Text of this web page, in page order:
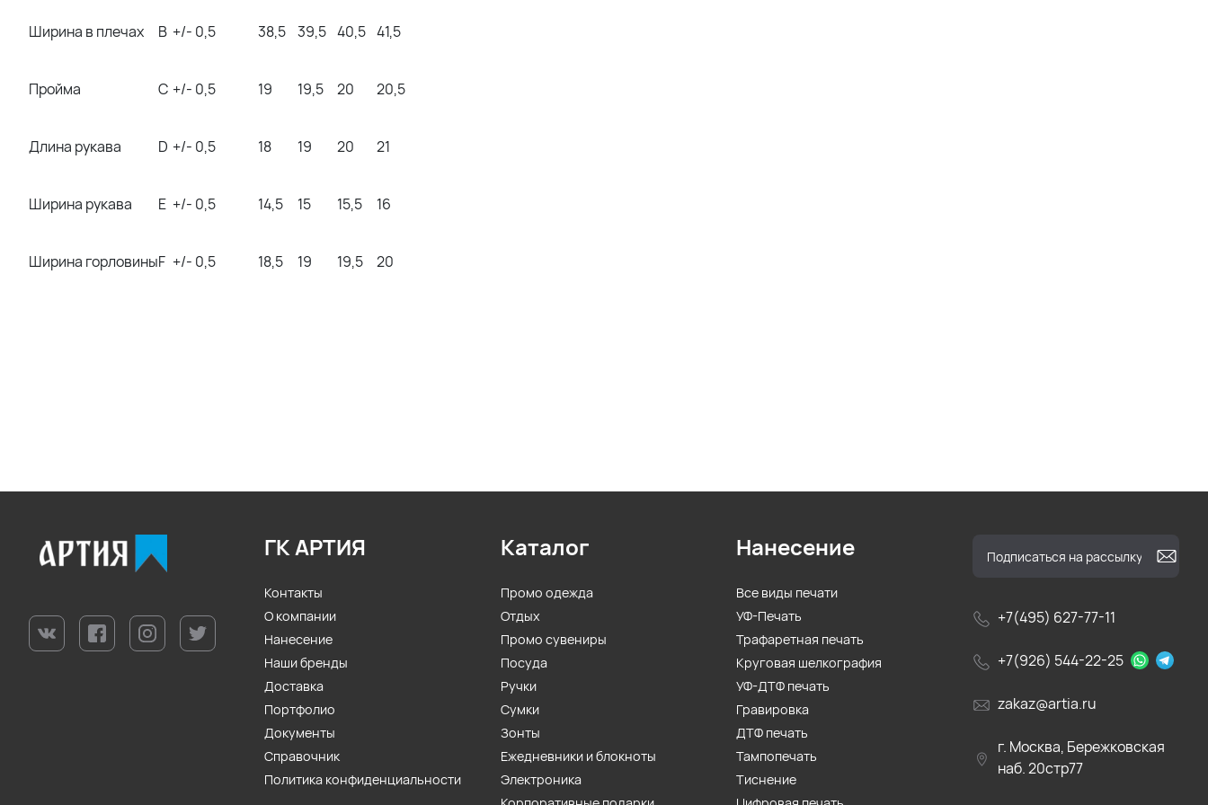
Ширина в плечах B +/- 0,5 38,5 39,5 40,5 41,5
Пройма C +/- 0,5 19 19,5 20 20,5
Длина рукава D +/- 0,5 18 19 20 21
Ширина рукава E +/- 0,5 14,5 15 15,5 16
Ширина горловиныF +/- 0,5 18,5 19 19,5 20
+7(495) 627-77-11
+7(926) 544-22-25
zakaz@artia.ru
г. Москва, Бережковская
наб. 20стр77
ГК АРТИЯ
Контакты
О компании
Нанесение
Наши бренды
Доставка
Портфолио
Документы
Справочник
Политика конфиденциальности
Каталог
Промо одежда
Отдых
Промо сувениры
Посуда
Ручки
Сумки
Зонты
Ежедневники и блокноты
Электроника
Нанесение
Все виды печати
УФ-Печать
Трафаретная печать
Круговая шелкография
УФ-ДТФ печать
Гравировка
ДТФ печать
Тампопечать
Тиснение